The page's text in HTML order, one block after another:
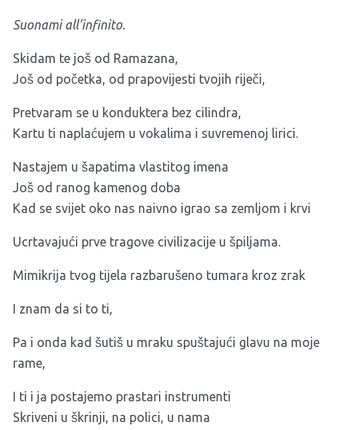
Suonami all’infinito.
Skidam te još od Ramazana,
Još od početka, od prapovijesti tvojih riječi,
Pretvaram se u konduktera bez cilindra,
Kartu ti naplaćujem u vokalima i suvremenoj lirici.
Nastajem u šapatima vlastitog imena
Još od ranog kamenog doba
Kad se svijet oko nas naivno igrao sa zemljom i krvi
Ucrtavajući prve tragove civilizacije u špiljama.
Mimikrija tvog tijela razbarušeno tumara kroz zrak
I znam da si to ti,
Pa i onda kad šutiš u mraku spuštajući glavu na moje
rame,
I ti i ja postajemo prastari instrumenti
Skriveni u škrinji, na polici, u nama